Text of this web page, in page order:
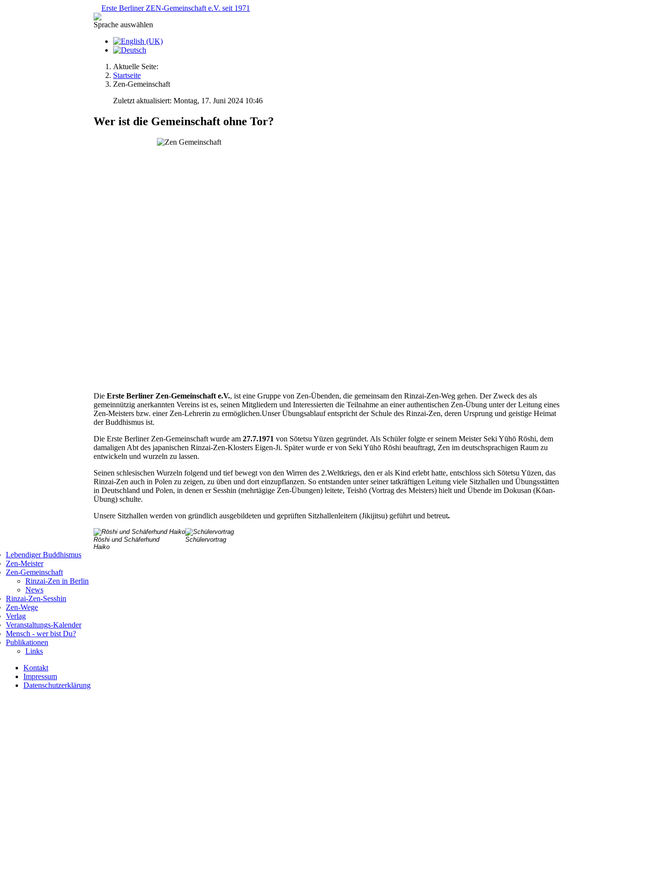
Erste Berliner ZEN-Gemeinschaft e.V. seit 1971
Sprache auswählen
Aktuelle Seite:
Startseite
Zen-Gemeinschaft
Zuletzt aktualisiert: Montag, 17. Juni 2024 10:46
Wer ist die Gemeinschaft ohne Tor?
Die Erste Berliner Zen-Gemeinschaft e.V., ist eine Gruppe von Zen-Üben­den, die gemeinsam den Rinzai-Zen-Weg gehen. Der Zweck des als
gemeinnützig anerkannten Vereins ist es, seinen Mitgliedern und Interessierten die Teilnahme an einer authentischen Zen-Übung unter der Leitung eines
Zen-Meisters bzw. einer Zen-Lehrerin zu ermöglichen.Unser Übungsablauf entspricht der Schule des Rinzai-Zen, deren Ursprung und geistige Heimat
der Buddhismus ist.
Die Erste Berliner Zen-Gemeinschaft wurde am 27.7.1971 von Sōtetsu Yūzen gegründet. Als Schüler folgte er seinem Meister Seki Yūhō Rōshi, dem
damaligen Abt des japanischen Rinzai-Zen-Klosters Eigen-Ji. Später wurde er von Seki Yūhō Rōshi beauftragt, Zen im deutschsprachigen Raum zu
entwickeln und wurzeln zu lassen.
Seinen schlesischen Wurzeln folgend und tief bewegt von den Wirren des 2.Weltkriegs, den er als Kind erlebt hatte, entschloss sich Sōtetsu Yūzen, das
Rinzai-Zen auch in Polen zu zeigen, zu üben und dort einzupflanzen. So entstanden unter seiner tatkräftigen Leitung viele Sitzhallen und Übungsstätten
in Deutschland und Polen, in denen er Sesshin (mehrtägige Zen-Übungen) leitete, Teishō (Vortrag des Meisters) hielt und Übende im Dokusan (Kōan-
Übung) schulte.
Unsere Sitzhallen werden von gründlich ausgebildeten und geprüften Sitzhallenleitern (Jikijitsu) geführt und betreut.
Rōshi und Schäferhund
Haiko
Schülervortrag
Lebendiger Buddhismus
Zen-Meister
Zen-Gemeinschaft
Rinzai-Zen in Berlin
News
Rinzai-Zen-Sesshin
Zen-Wege
Verlag
Veranstaltungs-Kalender
Mensch - wer bist Du?
Publikationen
Links
Kontakt
Impressum
Datenschutz­erklärung